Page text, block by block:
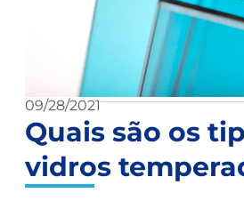
09/28/2021
Quais são os
vidros